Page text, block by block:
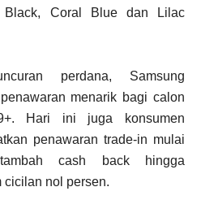
Black, Coral Blue dan Lilac
perdana, Samsung
menarik bagi calon
Hari ini juga konsumen
penawaran trade-in mulai
cash back hingga
cicilan nol persen.